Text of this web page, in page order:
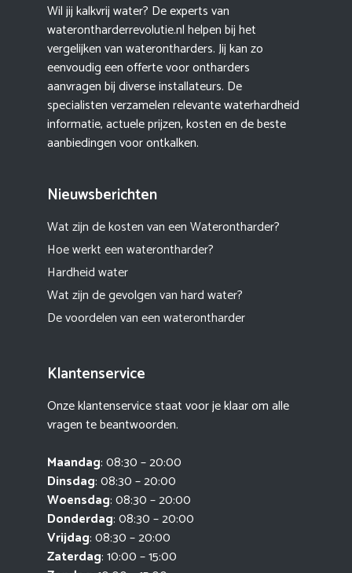
Wil jij kalkvrij water? De experts van
waterontharderrevolutie.nl helpen bij het
vergelijken van waterontharders. Jij kan zo
eenvoudig een offerte voor ontharders
aanvragen bij diverse installateurs. De
specialisten verzamelen relevante waterhardheid
informatie, actuele prijzen, kosten en de beste
aanbiedingen voor ontkalken.
Nieuwsberichten
Wat zijn de kosten van een Waterontharder?
Hoe werkt een waterontharder?
Hardheid water
Wat zijn de gevolgen van hard water?
De voordelen van een waterontharder
Klantenservice
Onze klantenservice staat voor je klaar om alle
vragen te beantwoorden.
Maandag: 08:30 – 20:00
Dinsdag: 08:30 – 20:00
Woensdag: 08:30 – 20:00
Donderdag: 08:30 – 20:00
Vrijdag: 08:30 – 20:00
Zaterdag: 10:00 – 15:00